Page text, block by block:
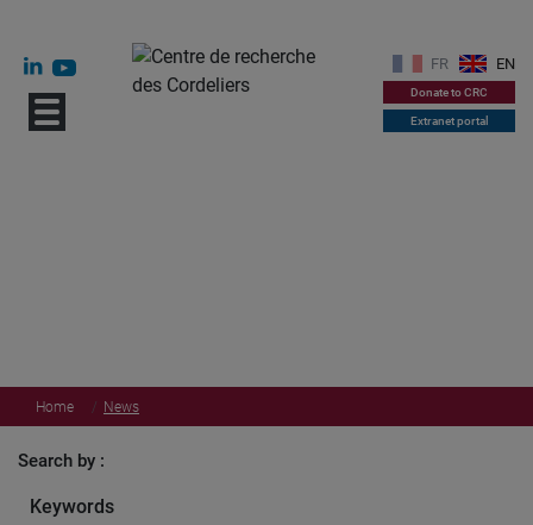
FR EN
Donate to CRC
Extranet portal
Home News
Search by :
Keywords